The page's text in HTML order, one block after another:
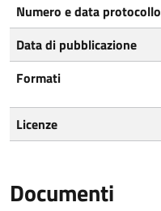
Numero e data protocollo
Data di pubblicazione
Formati
Licenze
Documenti